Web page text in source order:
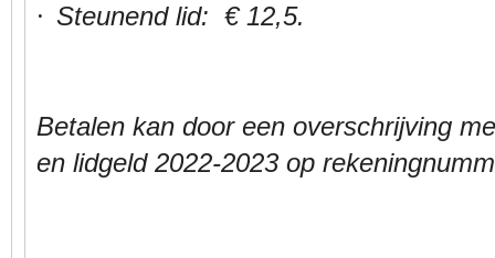
· Steunend lid: € 12,5.
Betalen kan door een overschrijving
en lidgeld 2022-2023 op